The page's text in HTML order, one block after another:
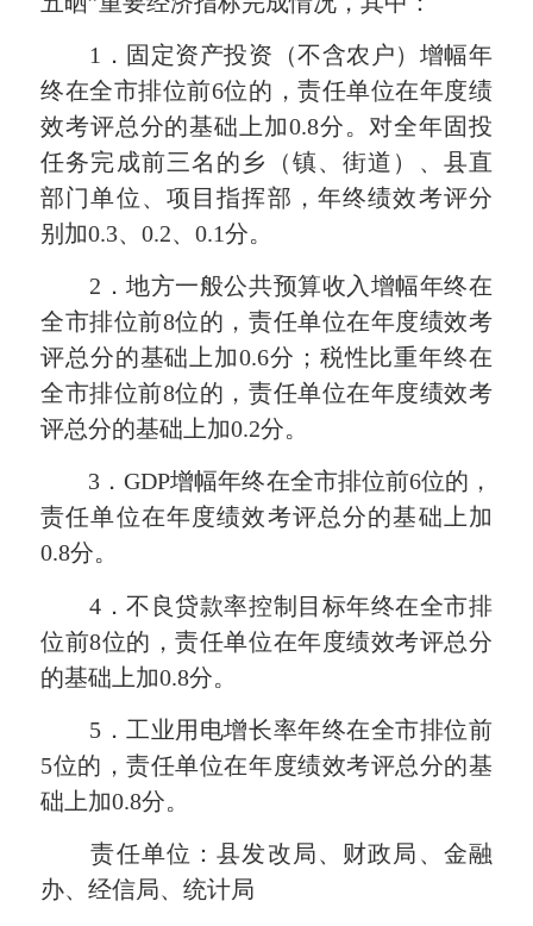
1．固定资产投资（不含农户）增幅年
终在全市排位前6位的，责任单位在年度绩
效考评总分的基础上加0.8分。对全年固投
任务完成前三名的乡（镇、街道）、县直
部门单位、项目指挥部，年终绩效考评分
别加0.3、0.2、0.1分。
2．地方一般公共预算收入增幅年终在
全市排位前8位的，责任单位在年度绩效考
评总分的基础上加0.6分；税性比重年终在
全市排位前8位的，责任单位在年度绩效考
评总分的基础上加0.2分。
3．GDP增幅年终在全市排位前6位的，
责任单位在年度绩效考评总分的基础上加
0.8分。
4．不良贷款率控制目标年终在全市排
位前8位的，责任单位在年度绩效考评总分
的基础上加0.8分。
5．工业用电增长率年终在全市排位前
5位的，责任单位在年度绩效考评总分的基
础上加0.8分。
责任单位：县发改局、财政局、金融
办、经信局、统计局